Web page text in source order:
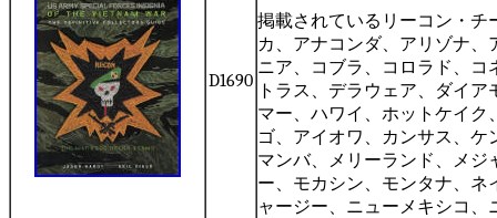
D1690
掲載されているリーコン・チ
カ、アナコンダ、アリゾナ
ニア、コブラ、コロラド、
トラス、デラウェア、ダイ
マー、ハワイ、ホットケイ
ゴ、アイオワ、カンサス、
マンバ、メリーランド、メ
ー、モカシン、モンタナ、
ャージー、ニューメキシコ